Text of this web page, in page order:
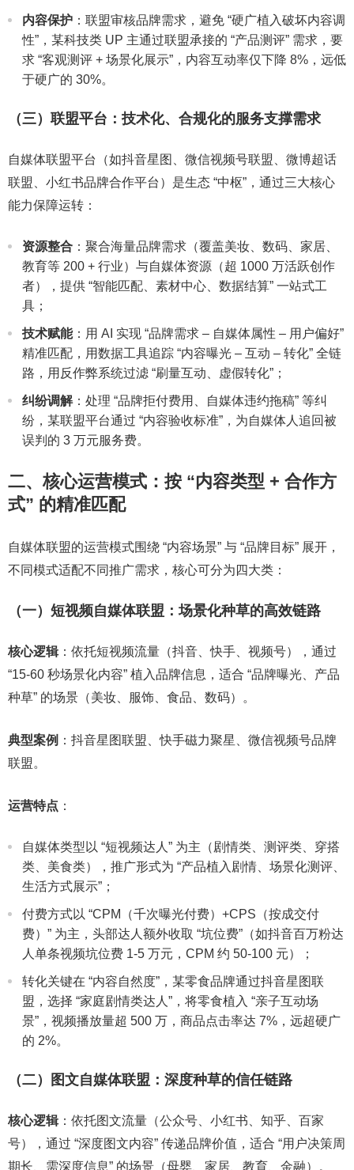
内容保护 ：联盟审核品牌需求，避免 “硬广植入破坏内容调
性”，某科技类 UP 主通过联盟承接的 “产品测评” 需求，要
求 “客观测评 + 场景化展示”，内容互动率仅下降 8%，远低
于硬广的 30%。
（三）联盟平台：技术化、合规化的服务支撑需求
自媒体联盟平台（如抖音星图、微信视频号联盟、微博超话
联盟、小红书品牌合作平台）是生态 “中枢”，通过三大核心
能力保障运转：
资源整合 ：聚合海量品牌需求（覆盖美妆、数码、家居、
教育等 200 + 行业）与自媒体资源（超 1000 万活跃创作
者），提供 “智能匹配、素材中心、数据结算” 一站式工
具；
技术赋能：用 AI 实现 “品牌需求 – 自媒体属性 – 用户偏好”
精准匹配，用数据工具追踪 “内容曝光 – 互动 – 转化” 全链
路，用反作弊系统过滤 “刷量互动、虚假转化”；
纠纷调解：处理 “品牌拒付费用、自媒体违约拖稿” 等纠
纷，某联盟平台通过 “内容验收标准”，为自媒体人追回被
误判的 3 万元服务费。
二、核心运营模式：按 “内容类型 + 合作方
式” 的精准匹配
自媒体联盟的运营模式围绕 “内容场景” 与 “品牌目标” 展开，
不同模式适配不同推广需求，核心可分为四大类：
（一）短视频自媒体联盟：场景化种草的高效链路
核心逻辑：依托短视频流量（抖音、快手、视频号），通过
“15-60 秒场景化内容” 植入品牌信息，适合 “品牌曝光、产品
种草” 的场景（美妆、服饰、食品、数码）。
典型案例 ：抖音星图联盟、快手磁力聚星、微信视频号品牌
联盟。
运营特点 ：
自媒体类型以 “短视频达人” 为主（剧情类、测评类、穿搭
类、美食类），推广形式为 “产品植入剧情、场景化测评、
生活方式展示”；
付费方式以 “CPM（千次曝光付费）+CPS（按成交付
费）” 为主，头部达人额外收取 “坑位费”（如抖音百万粉达
人单条视频坑位费 1-5 万元，CPM 约 50-100 元）；
转化关键在 “内容自然度”，某零食品牌通过抖音星图联
盟，选择 “家庭剧情类达人”，将零食植入 “亲子互动场
景”，视频播放量超 500 万，商品点击率达 7%，远超硬广
的 2%。
（二）图文自媒体联盟：深度种草的信任链路
核心逻辑：依托图文流量（公众号、小红书、知乎、百家
号），通过 “深度图文内容” 传递品牌价值，适合 “用户决策周
期长、需深度信息” 的场景（母婴、家居、教育、金融）。